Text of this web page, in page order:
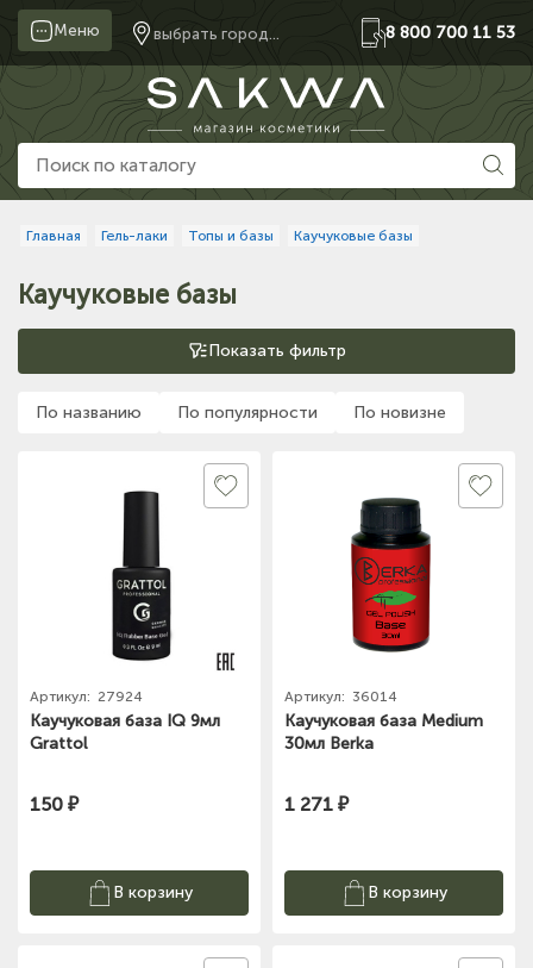
Меню выбрать город... 8 800 700 11 53
Главная Гель-лаки Топы и базы Каучуковые базы
Каучуковые базы
Показать фильтр
По названию По популярности По новизне
Артикул: 27924
Каучуковая база IQ 9мл
Grattol
150 ₽
В корзину
Артикул: 36014
Каучуковая база Medium
30мл Berka
1 271 ₽
В корзину